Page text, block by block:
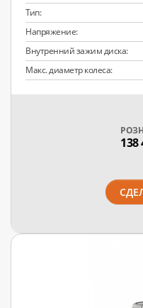
Тип:
Напряжение:
Внутренний зажим диска:
Макс. диаметр колеса:
138